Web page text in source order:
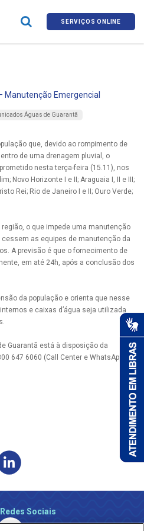
SERVIÇOS ONLINE
Manutenção Emergencial
Águas de Guarantã
que, devido ao rompimento de
de uma drenagem pluvial, o
nesta terça-feira (15.11), nos
Novo Horizonte I e II; Araguaia I, II e III;
Rei; Rio de Janeiro I e II; Ouro Verde;
o que impede uma manutenção
as equipes de manutenção da
A previsão é que o fornecimento de
em até 24h, após a conclusão dos
da população e orienta que nesse
e caixas d’água seja utilizada
Guarantã está à disposição da
647 6060 (Call Center e WhatsApp) e
Sociais